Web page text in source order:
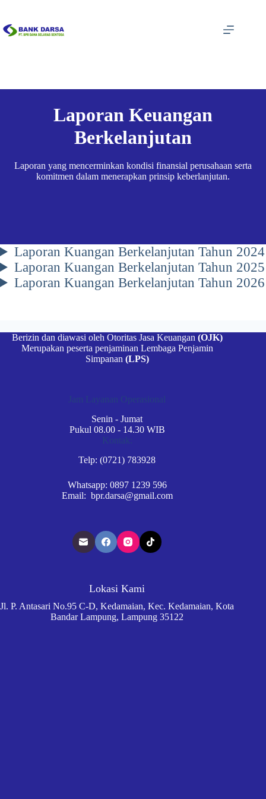
content
Laporan Keuangan
Berkelanjutan
Laporan yang mencerminkan kondisi finansial perusahaan serta
komitmen dalam menerapkan prinsip keberlanjutan.
Laporan Kuangan Berkelanjutan Tahun 2024
Laporan Kuangan Berkelanjutan Tahun 2025
Laporan Kuangan Berkelanjutan Tahun 2026
Berizin dan diawasi oleh Otoritas Jasa Keuangan (OJK)
Merupakan peserta penjaminan Lembaga Penjamin
Simpanan (LPS)
Jam Layanan Operasional
Senin - Jumat
Pukul 08.00 - 14.30 WIB
Kontak:
Telp: (0721) 783928
Whatsapp: 0897 1239 596
Email: bpr.darsa@gmail.com
Lokasi Kami
Jl. P. Antasari No.95 C-D, Kedamaian, Kec. Kedamaian, Kota
Bandar Lampung, Lampung 35122